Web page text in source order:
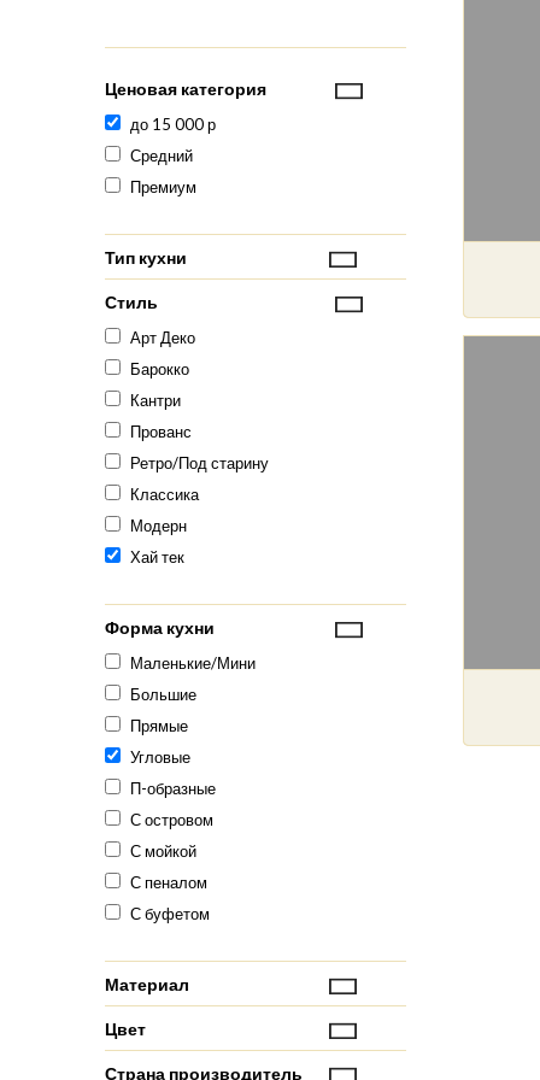
Ценовая категория
до 15 000 р
Средний
Премиум
Тип кухни
Стиль
Арт Деко
Барокко
Кантри
Прованс
Ретро/Под старину
Классика
Модерн
Хай тек
Форма кухни
Маленькие/Мини
Большие
Прямые
Угловые
П-образные
С островом
С мойкой
С пеналом
С буфетом
Материал
Цвет
Страна производитель